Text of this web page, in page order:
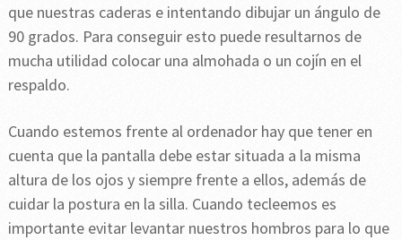
que nuestras caderas e intentando dibujar un ángulo de
90 grados. Para conseguir esto puede resultarnos de
mucha utilidad colocar una almohada o un cojín en el
respaldo.
Cuando estemos frente al ordenador hay que tener en
cuenta que la pantalla debe estar situada a la misma
altura de los ojos y siempre frente a ellos, además de
cuidar la postura en la silla. Cuando tecleemos es
importante evitar levantar nuestros hombros para lo que